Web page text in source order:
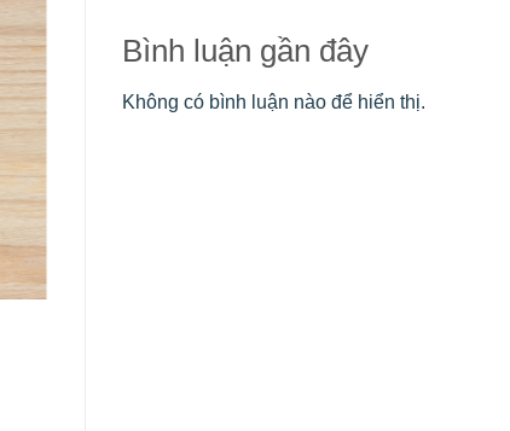
Bình luận gần đây
Không có bình luận nào để hiển thị.